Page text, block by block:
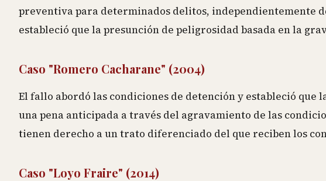
preventiva para determinados delitos, independientemente
estableció que la presunción de peligrosidad basada en la
Caso "Romero Cacharane" (2004)
El fallo abordó las condiciones de detención y estableció
una pena anticipada a través del agravamiento de las
tienen derecho a un trato diferenciado del que reciben los
Caso "Loyo Fraire" (2014)